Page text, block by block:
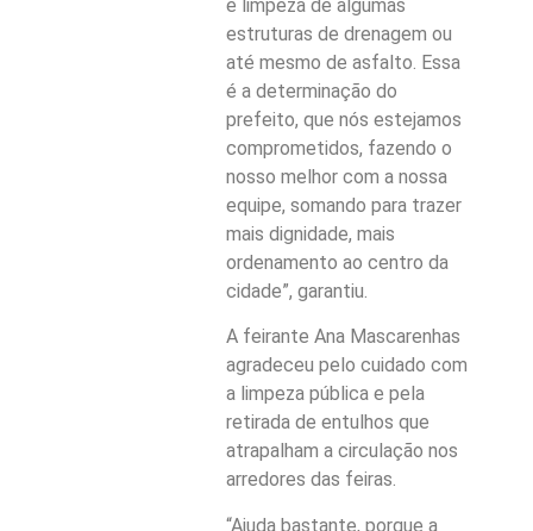
e limpeza de algumas
estruturas de drenagem ou
até mesmo de asfalto. Essa
é a determinação do
prefeito, que nós estejamos
comprometidos, fazendo o
nosso melhor com a nossa
equipe, somando para trazer
mais dignidade, mais
ordenamento ao centro da
cidade”, garantiu.
A feirante Ana Mascarenhas
agradeceu pelo cuidado com
a limpeza pública e pela
retirada de entulhos que
atrapalham a circulação nos
arredores das feiras.
“Ajuda bastante, porque a